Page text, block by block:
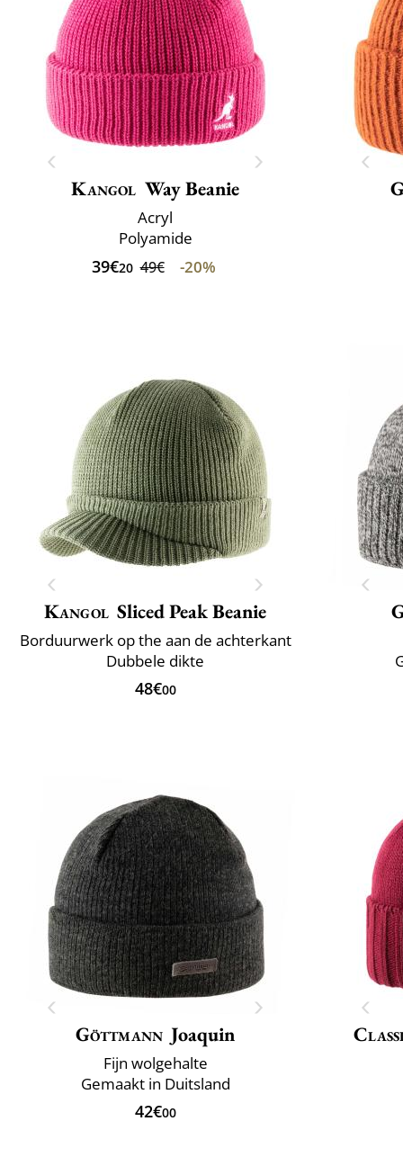
Kangol Way Beanie
Acryl
Polyamide
39€20 49€ -20%
Kangol Sliced Peak Beanie
Borduurwerk op the aan de achterkant
Dubbele dikte
48€00
Göttmann Joaquin
Fijn wolgehalte
Gemaakt in Duitsland
42€00